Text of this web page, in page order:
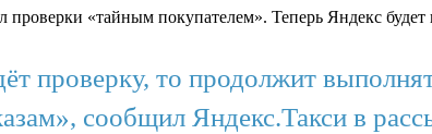
«тайным покупателем». Теперь Яндекс
проверку, то продолжит
сообщил Яндекс.Такси в